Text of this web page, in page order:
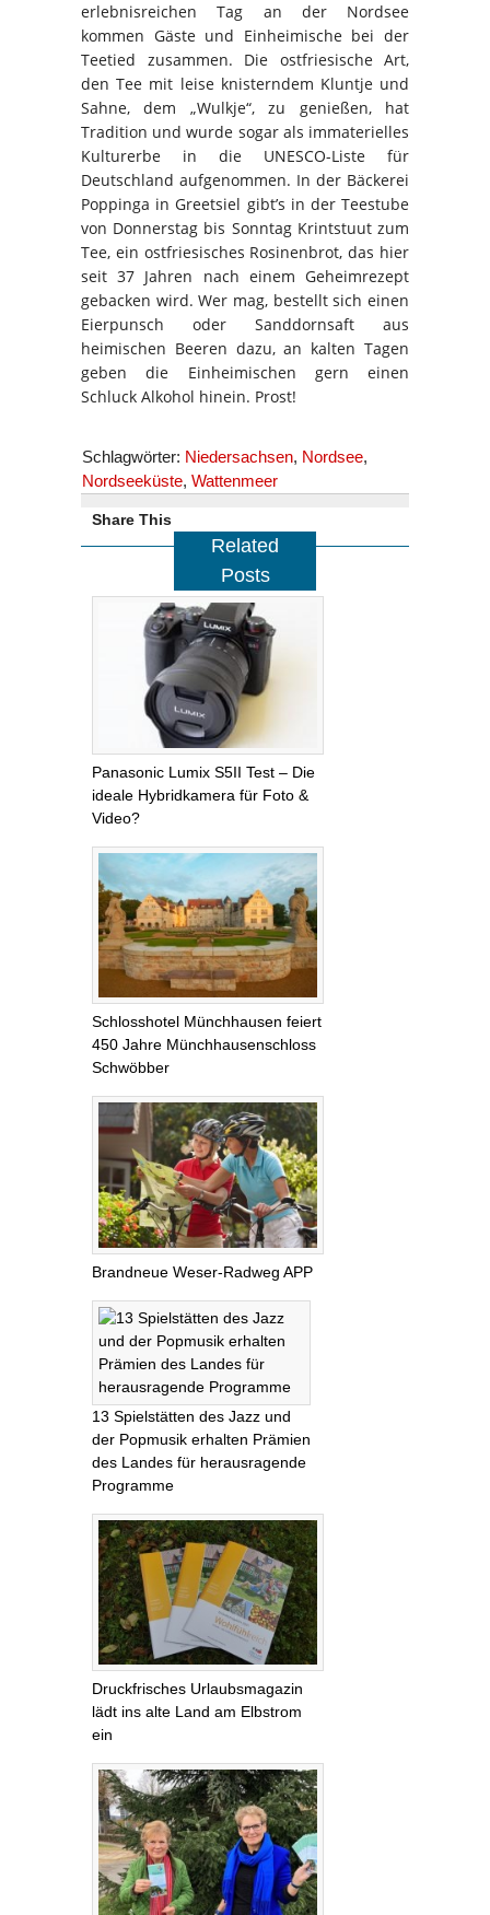
erlebnisreichen Tag an der Nordsee
kommen Gäste und Einheimische bei der
Teetied zusammen. Die ostfriesische Art,
den Tee mit leise knisterndem Kluntje und
Sahne, dem „Wulkje“, zu genießen, hat
Tradition und wurde sogar als immaterielles
Kulturerbe in die UNESCO-Liste für
Deutschland aufgenommen. In der Bäckerei
Poppinga in Greetsiel gibt’s in der Teestube
von Donnerstag bis Sonntag Krintstuut zum
Tee, ein ostfriesisches Rosinenbrot, das hier
seit 37 Jahren nach einem Geheimrezept
gebacken wird. Wer mag, bestellt sich einen
Eierpunsch oder Sanddornsaft aus
heimischen Beeren dazu, an kalten Tagen
geben die Einheimischen gern einen
Schluck Alkohol hinein. Prost!
Schlagwörter: Niedersachsen, Nordsee,
Nordseeküste, Wattenmeer
Share This
Related
Posts
Panasonic Lumix S5II Test – Die
ideale Hybridkamera für Foto &
Video?
Schlosshotel Münchhausen feiert
450 Jahre Münchhausenschloss
Schwöbber
Brandneue Weser-Radweg APP
13 Spielstätten des Jazz und
der Popmusik erhalten Prämien
des Landes für herausragende
Programme
Druckfrisches Urlaubsmagazin
lädt ins alte Land am Elbstrom
ein